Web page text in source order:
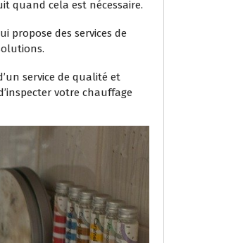
quand cela est nécessaire.
propose des services de
service de qualité et
votre chauffage